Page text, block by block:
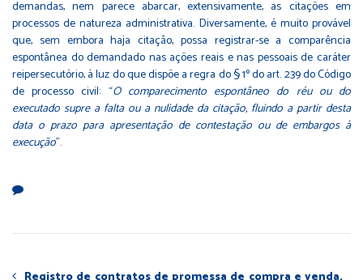
demandas, nem parece abarcar, extensivamente, as citações em
processos de natureza administrativa. Diversamente, é muito provável
que, sem embora haja citação, possa registrar-se a comparência
espontânea do demandado nas ações reais e nas pessoais de caráter
reipersecutório, à luz do que dispõe a regra do § 1º do art. 239 do Código
de processo civil: “O comparecimento espontâneo do réu ou do
executado supre a falta ou a nulidade da citação, fluindo a partir desta
data o prazo para apresentação de contestação ou de embargos à
execução”.